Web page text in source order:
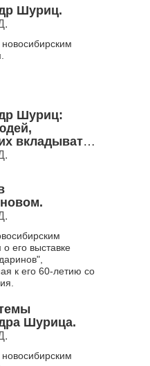
Шуриц.
Шуриц:
вкладывать
его выставке
к его 60-летию со
Шурица.